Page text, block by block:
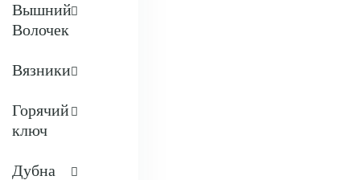
Вышний
Волочек
Вязники
Горячий
ключ
Дубна